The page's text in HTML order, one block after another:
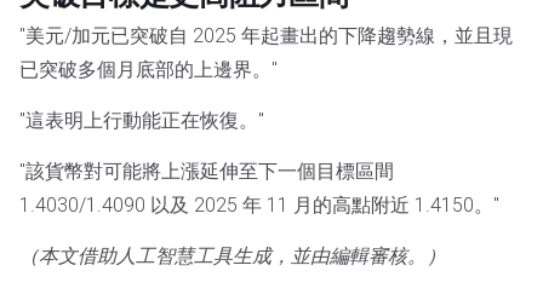
"美元/加元已突破自 2025 年起畫出的下降趨勢線，並且現
已突破多個月底部的上邊界。"
"這表明上行動能正在恢復。"
"該貨幣對可能將上漲延伸至下一個目標區間
1.4030/1.4090 以及 2025 年 11 月的高點附近 1.4150。"
（本文借助人工智慧工具生成，並由編輯審核。）